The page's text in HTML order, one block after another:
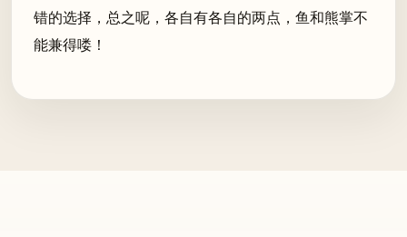
错的选择，总之呢，各自有各自的两点，鱼和熊掌不
能兼得喽！